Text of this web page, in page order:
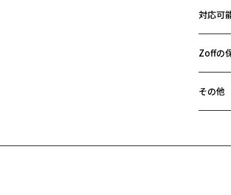
取り入れ
ボスト
エッジ
じみよ
【デザイ
こなれ
程よい
B ブリッ
対応可
Zoffの
その他